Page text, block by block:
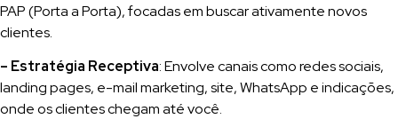
PAP (Porta a Porta), focadas em buscar ativamente novos
clientes.
– Estratégia Receptiva: Envolve canais como redes sociais,
landing pages, e-mail marketing, site, WhatsApp e indicações,
onde os clientes chegam até você.